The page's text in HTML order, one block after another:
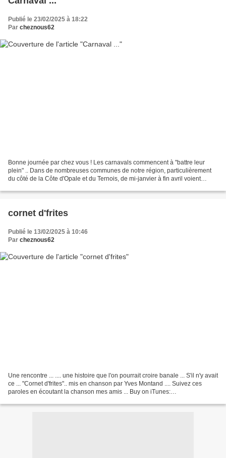
Publié le 23/02/2025 à 18:22
Par cheznous62
Bonne journée par chez vous ! Les carnavals commencent à "battre leur
plein" .. Dans de nombreuses communes de notre région, particulièrement
du côté de la Côte d'Opale et du Ternois, de mi-janvier à fin avril voient
cornet d'frites
Publié le 13/02/2025 à 10:46
Par cheznous62
Une rencontre ... .... une histoire que l'on pourrait croire banale ... S'il n'y avait
ce ... "Cornet d'frites".. mis en chanson par Yves Montand .... Suivez ces
paroles en écoutant la chanson mes amis ... Buy on iTunes: